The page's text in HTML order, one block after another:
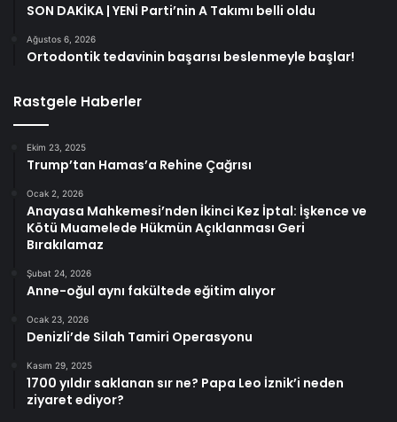
SON DAKİKA | YENİ Parti’nin A Takımı belli oldu
Ağustos 6, 2026
Ortodontik tedavinin başarısı beslenmeyle başlar!
Rastgele Haberler
Ekim 23, 2025
Trump’tan Hamas’a Rehine Çağrısı
Ocak 2, 2026
Anayasa Mahkemesi’nden İkinci Kez İptal: İşkence ve
Kötü Muamelede Hükmün Açıklanması Geri
Bırakılamaz
Şubat 24, 2026
Anne-oğul aynı fakültede eğitim alıyor
Ocak 23, 2026
Denizli’de Silah Tamiri Operasyonu
Kasım 29, 2025
1700 yıldır saklanan sır ne? Papa Leo İznik’i neden
ziyaret ediyor?